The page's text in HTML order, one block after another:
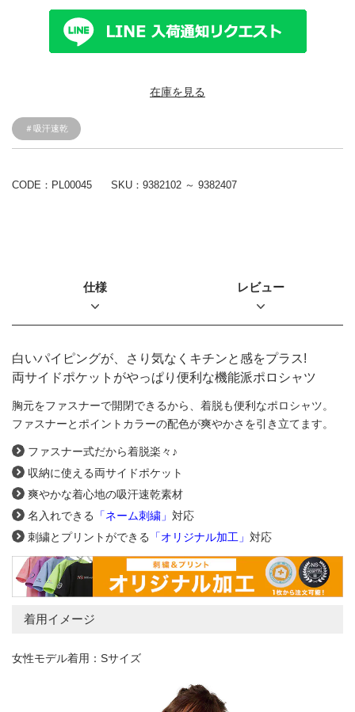
在庫を見る
＃吸汗速乾
CODE：PL00045 SKU： 9382102 ～ 9382407
仕様 レビュー
白いパイピングが、さり気なくキチンと感をプラス!
両サイドポケットがやっぱり便利な機能派ポロシャツ
胸元をファスナーで開閉できるから、着脱も便利なポロシャツ。
ファスナーとポイントカラーの配色が爽やかさを引き立てます。
ファスナー式だから着脱楽々♪
収納に使える両サイドポケット
爽やかな着心地の吸汗速乾素材
名入れできる
「ネーム刺繍」 対応
刺繍とプリントができる
「オリジナル加工」 対応
着用イメージ
女性モデル着用：Sサイズ